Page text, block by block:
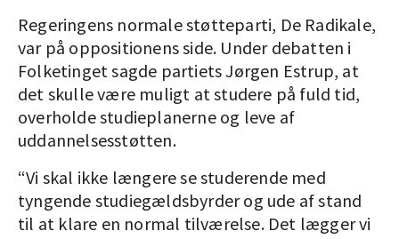
Regeringens normale støtteparti, De Radikale,
var på oppositionens side. Under debatten i
Folketinget sagde partiets Jørgen Estrup, at
det skulle være muligt at studere på fuld tid,
overholde studieplanerne og leve af
uddannelsesstøtten.
“Vi skal ikke længere se studerende med
tyngende studiegældsbyrder og ude af stand
til at klare en normal tilværelse. Det lægger vi